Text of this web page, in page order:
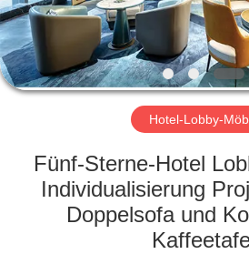
VIDEOS
VR-
ÜBER
Hotel-Lobby-
Fünf-Sterne-Hotel
Individualisierung
Doppelsofa und